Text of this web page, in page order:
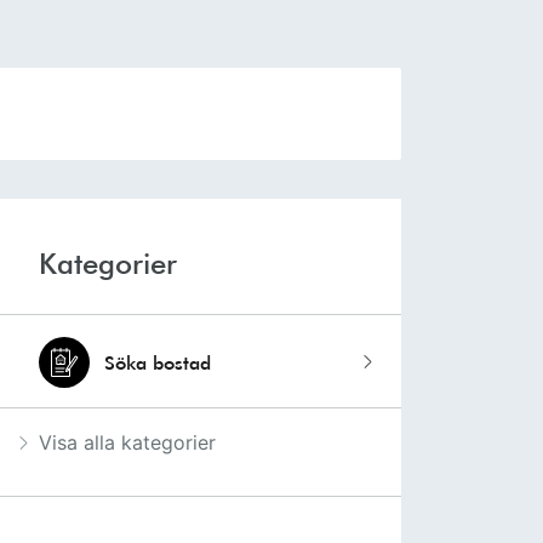
Kategorier
Söka bostad
Visa alla kategorier